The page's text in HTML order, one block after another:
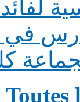
حافلة
Toutes